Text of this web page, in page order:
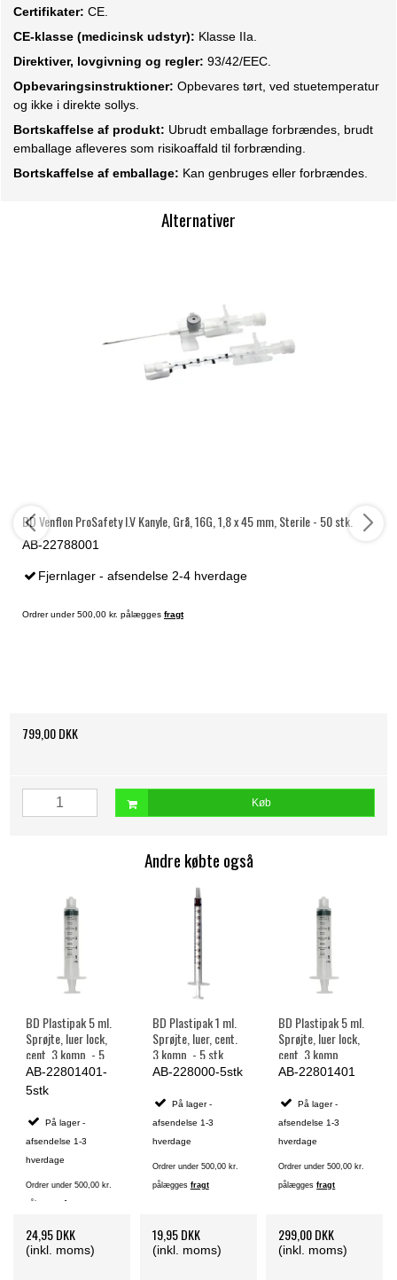
Certifikater: CE.
CE-klasse (medicinsk udstyr): Klasse IIa.
Direktiver, lovgivning og regler: 93/42/EEC.
Opbevaringsinstruktioner: Opbevares tørt, ved stuetemperatur
og ikke i direkte sollys.
Bortskaffelse af produkt: Ubrudt emballage forbrændes, brudt
emballage afleveres som risikoaffald til forbrænding.
Bortskaffelse af emballage: Kan genbruges eller forbrændes.
Alternativer
BD Venflon ProSafety I.V Kanyle, Grå, 16G, 1,8 x 45 mm, Sterile - 50 stk.
AB-22788001
Fjernlager - afsendelse 2-4 hverdage
Ordrer under 500,00 kr. pålægges fragt
799,00 DKK
Køb
Andre købte også
BD Plastipak 5 ml.
Sprøjte, luer lock,
cent. 3 komp. - 5
stk.
AB-22801401-
5stk
På lager -
afsendelse 1-3
hverdage
Ordrer under 500,00 kr.
pålægges fragt
24,95 DKK
(inkl. moms)
BD Plastipak 1 ml.
Sprøjte, luer, cent.
3 komp. - 5 stk.
AB-228000-5stk
På lager -
afsendelse 1-3
hverdage
Ordrer under 500,00 kr.
pålægges fragt
19,95 DKK
(inkl. moms)
BD Plastipak 5 ml.
Sprøjte, luer lock,
cent. 3 komp.,
steril - 125 stk.
AB-22801401
På lager -
afsendelse 1-3
hverdage
Ordrer under 500,00 kr.
pålæggesfragt
299,00 DKK
(inkl. moms)